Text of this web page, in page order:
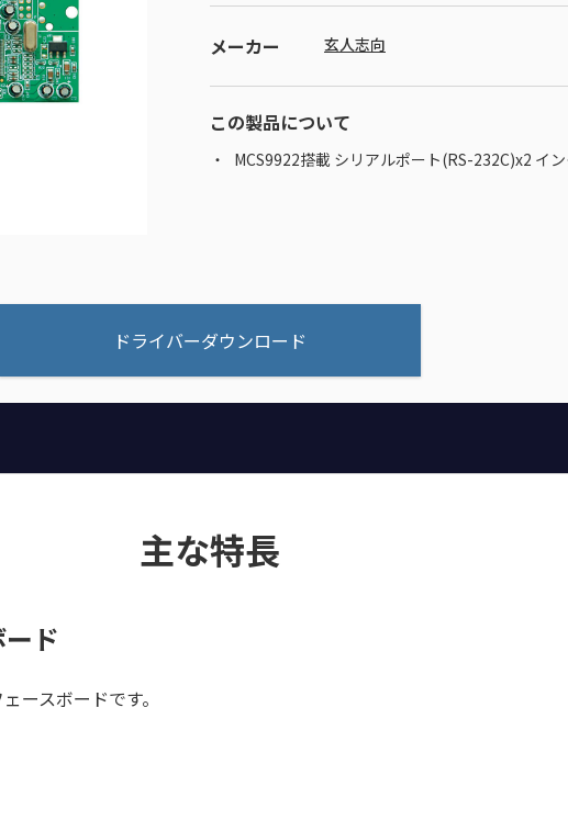
メーカー 玄人志向
この製品について
MCS9922搭載 シリアルポート(RS-232C)x2 イ
ドライバーダウンロード
主な特長
ド
ースボードです。